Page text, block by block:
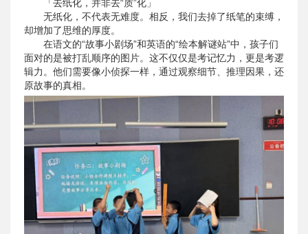
「去纸化，并非去“质”化」
无纸化，不代表无难度。相反，我们去掉了纸笔的束缚，
却增加了思维的厚度。
在语文的“故事小剧场”和英语的“绘本解谜站”中，孩子们
面对的是被打乱顺序的图片。这不仅仅是考记忆力，更是考逻
辑力。他们需要像小侦探一样，通过观察细节、推理因果，还
原故事的真相。